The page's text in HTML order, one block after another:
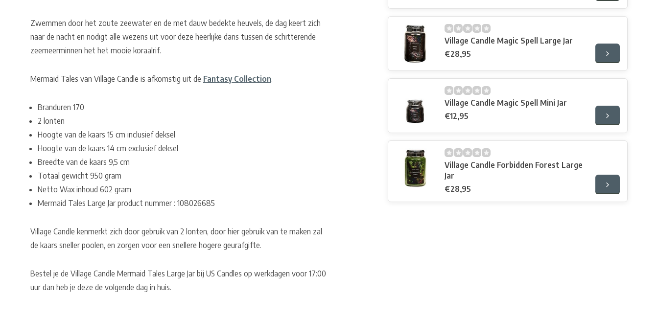
Zwemmen door het zoute zeewater en de met dauw bedekte heuvels, de dag keert zich
naar de nacht en nodigt alle wezens uit voor deze heerlijke dans tussen de schitterende
zeemeerminnen het het mooie koraalrif.
Mermaid Tales van Village Candle is afkomstig uit de Fantasy Collection.
Branduren 170
2 lonten
Hoogte van de kaars 15 cm inclusief deksel
Hoogte van de kaars 14 cm exclusief deksel
Breedte van de kaars 9,5 cm
Totaal gewicht 950 gram
Netto Wax inhoud 602 gram
Mermaid Tales Large Jar product nummer : 108026685
Village Candle kenmerkt zich door gebruik van 2 lonten, door hier gebruik van te maken zal
de kaars sneller poolen, en zorgen voor een snellere hogere geurafgifte.
Bestel je de Village Candle Mermaid Tales Large Jar bij US Candles op werkdagen voor 17:00
uur dan heb je deze de volgende dag in huis.
Village Candle Magic Spell Large Jar
€28,95
Village Candle Magic Spell Mini Jar
€12,95
Village Candle Forbidden Forest Large
Jar
€28,95